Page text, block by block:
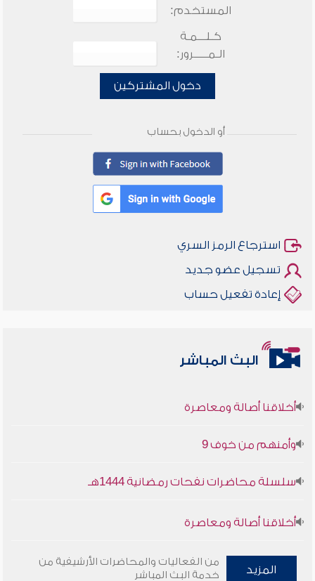
المستخدم:
كـلـــمـة
الـمـــــرور:
دخول المشتركين
أو الدخول بحساب
استرجاع الرمز السري
تسجيل عضو جديد
إعادة تفعيل حساب
البث المباشر
المزيد
من الفعاليات والمحاضرات الأرشيفية من
خدمة البث المباشر